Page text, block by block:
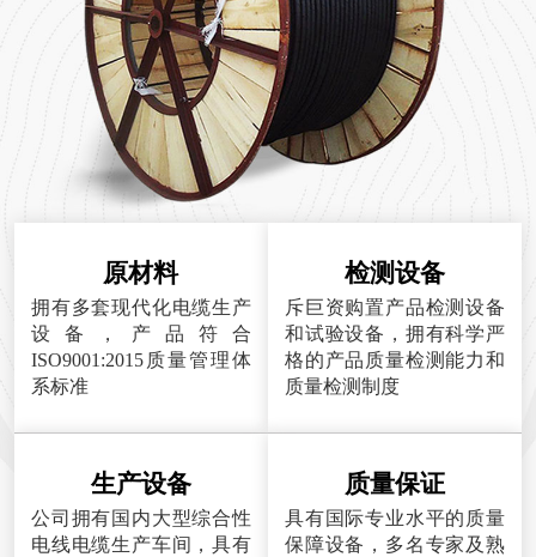
原材料
拥有多套现代化电缆生产
设备，产品符合
ISO9001:2015质量管理体
系标准
检测设备
斥巨资购置产品检测设备
和试验设备，拥有科学严
格的产品质量检测能力和
质量检测制度
生产设备
公司拥有国内大型综合性
电线电缆生产车间，具有
质量保证
具有国际专业水平的质量
保障设备，多名专家及熟